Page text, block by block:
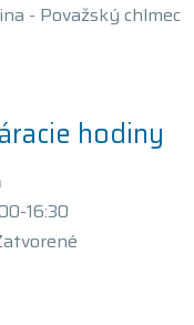
- Považský chlmec
hodiny
16:30